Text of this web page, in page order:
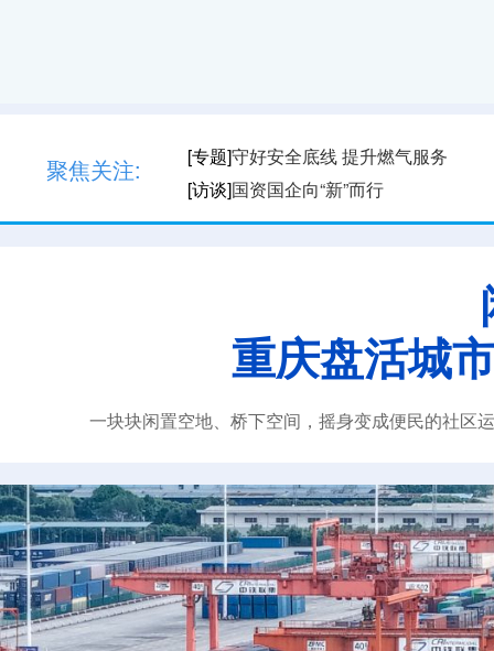
聚焦关注:
[专题]守好安全底线 提升燃气服务
[访谈]国资国企向“新”而行
[专题]微纪录·重庆故事
2026年重庆市大渡口区城市宣传
重庆盘活城
一块块闲置空地、桥下空间，摇身变成便民的社区